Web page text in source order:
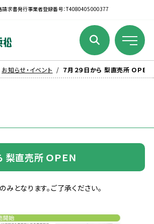
請求書発行事業者登録番号：T4080405000377
お知らせ・イベント ７月２９日から 梨直売所 ＯＰＥＮ
梨直売所 ＯＰＥＮ
のみとなります。ご了承ください。